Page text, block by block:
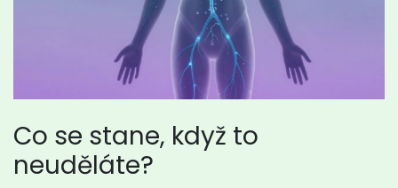
Co se stane, když to
neuděláte?